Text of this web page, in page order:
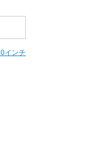
インチ